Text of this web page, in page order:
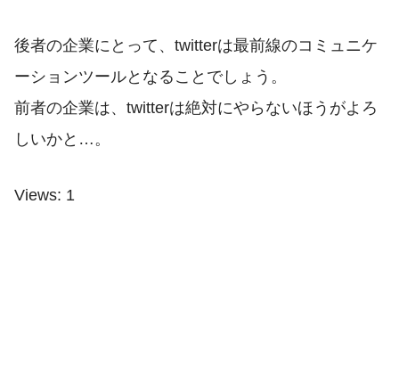
後者の企業にとって、twitterは最前線のコミュニケ
ーションツールとなることでしょう。
前者の企業は、twitterは絶対にやらないほうがよろ
しいかと…。
Views: 1